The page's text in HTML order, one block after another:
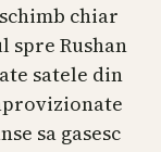
chiar
spre Rushan
satele din
sa gasesc